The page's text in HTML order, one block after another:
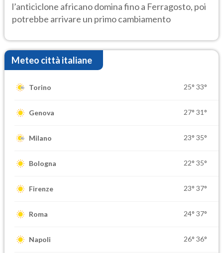
l’anticiclone africano domina fino a Ferragosto, poi
potrebbe arrivare un primo cambiamento
Meteo città italiane
Torino 25° 33°
Genova 27° 31°
Milano 23° 35°
Bologna 22° 35°
Firenze 23° 37°
Roma 24° 37°
Napoli 26° 36°